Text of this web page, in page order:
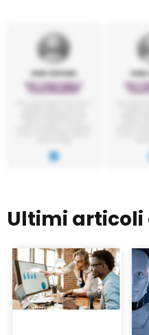
Ultimi articoli